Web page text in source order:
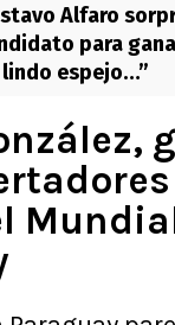
Alfaro
para
lindo espejo…”